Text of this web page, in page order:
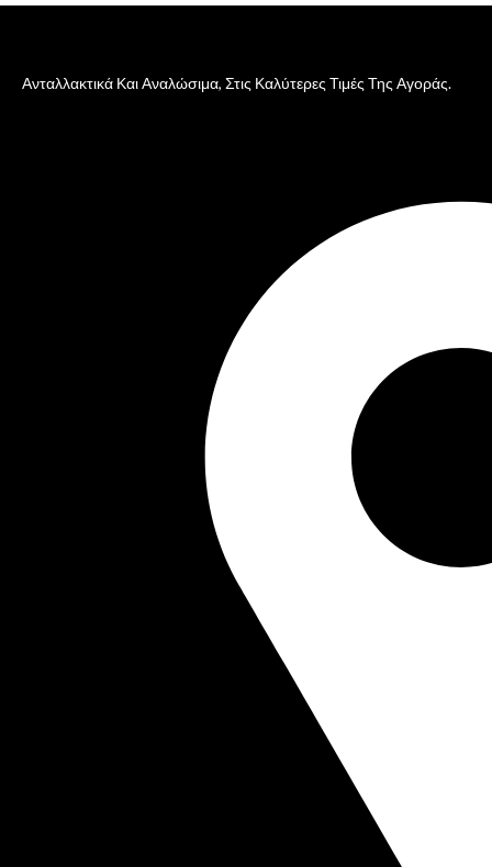
Ανταλλακτικά Και Αναλώσιμα, Στις Καλύτερες Τιμές Της Αγοράς.